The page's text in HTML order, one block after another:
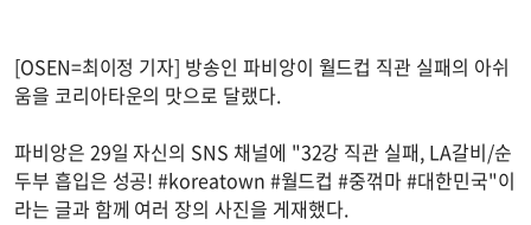
[OSEN=최이정 기자] 방송인 파비앙이 월드컵 직관 실패의 아쉬
움을 코리아타운의 맛으로 달랬다.
파비앙은 29일 자신의 SNS 채널에 "32강 직관 실패, LA갈비/순
두부 흡입은 성공! #koreatown #월드컵 #중꺾마 #대한민국"이
라는 글과 함께 여러 장의 사진을 게재했다.